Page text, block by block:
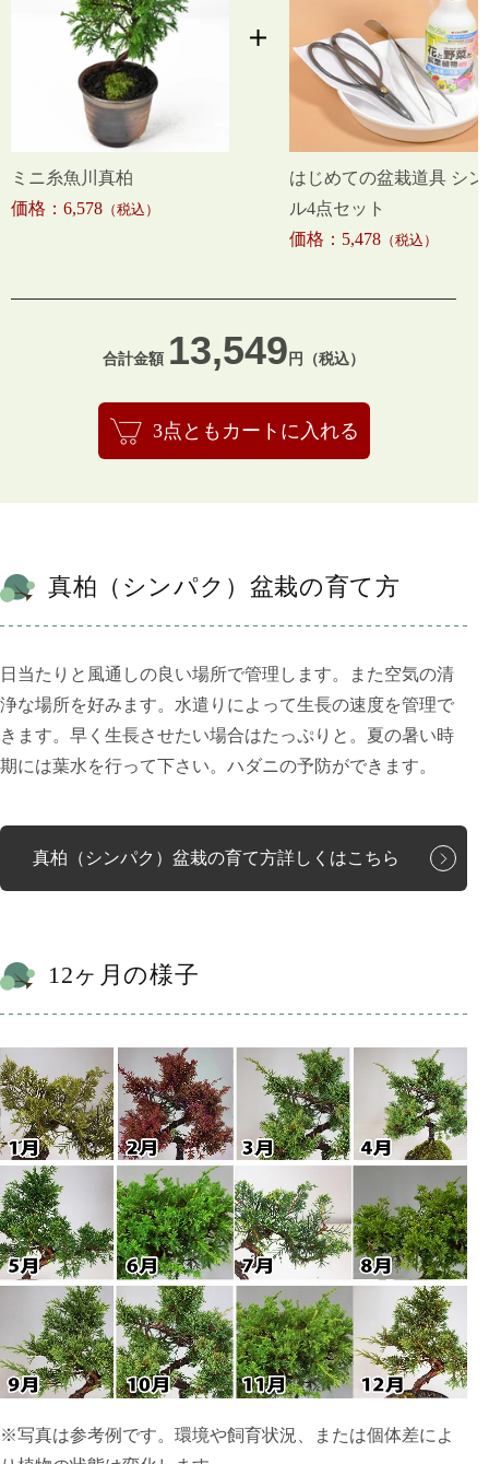
ミニ糸魚川真柏
価格：6,578 （税込）
はじめての盆栽道具 シン
ル4点セット
価格：5,478 （税込）
合計金額 13,549 円（税込）
3点ともカートに入れる
真柏（シンパク）盆栽の育て方
日当たりと風通しの良い場所で管理します。また空気の清
浄な場所を好みます。水遣りによって生長の速度を管理で
きます。早く生長させたい場合はたっぷりと。夏の暑い時
期には葉水を行って下さい。ハダニの予防ができます。
真柏（シンパク）盆栽の育て方詳しくはこちら
12ヶ月の様子
※写真は参考例です。環境や飼育状況、または個体差によ